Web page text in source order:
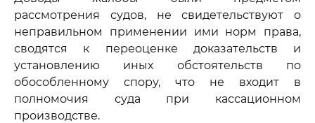
рассмотрения судов, не свидетельствуют о
неправильном применении ими норм права,
сводятся к переоценке доказательств и
установлению иных обстоятельств по
обособленному спору, что не входит в
полномочия суда при кассационном
производстве.